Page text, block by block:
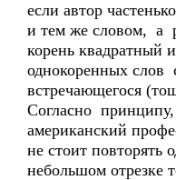
если автор
и тем же словом, а
корень квадратный
однокоренных слов
встречающегося
Согласно
американский
не стоит повторять
небольшом отрезке